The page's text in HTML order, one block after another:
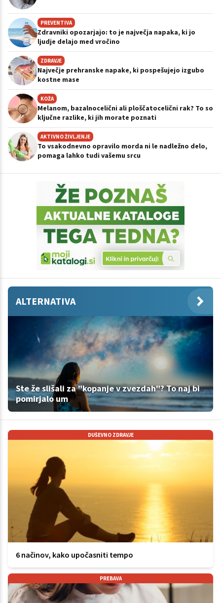
PREVENTIVA
Zdravniki opozarjajo: to je največja napaka, ki jo
ljudje delajo med vročino
ZDRAVJE
Največje prehranske napake, ki pospešujejo izgubo
kostne mase
KOŽA
Melanom, bazalnocelični ali ploščatocelični rak? To so
ključne razlike, ki jih morate poznati
AKTIVNO ŽIVLJENJE
To vsakodnevno opravilo morda ni le nadležno delo,
pomaga lahko tudi vašemu srcu
ALTERNATIVA
Ste že slišali za "kopanje v zvezdah"? To naj bi
pomirjalo um
DUŠEVNO ZDRAVJE
6 načinov, kako upočasniti tempo
PREBAVA